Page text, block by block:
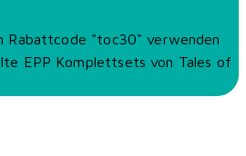
Rabattcode "toc30" verwenden
EPP Komplettsets von Tales of